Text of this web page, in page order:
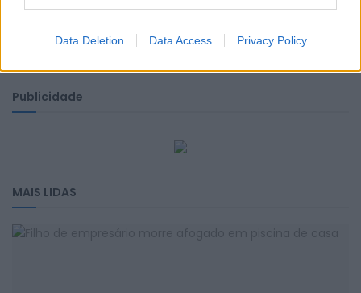
Data Deletion Data Access Privacy Policy
Publicidade
MAIS LIDAS